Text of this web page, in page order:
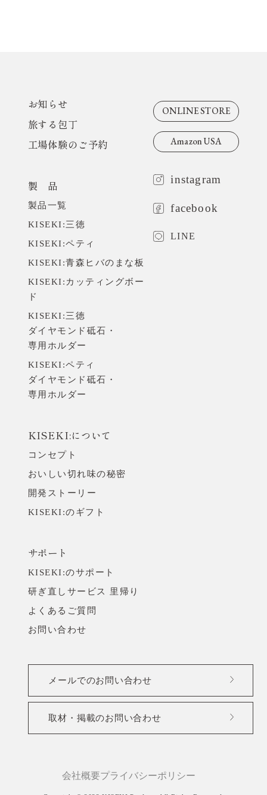
Amazon USA
旅する包丁
工場体験のご予約
メールでのお問い合わせ
取材・掲載のお問い合わせ
ONLINE STORE
Amazon USA
instagram
facebook
LINE
お知らせ
旅する包丁
工場体験のご予約
製 品
製品一覧
KISEKI:三徳
KISEKI:ペティ
KISEKI:青森ヒバのまな板
KISEKI:カッティングボー
ド
KISEKI:三徳
ダイヤモンド砥石・
専用ホルダー
KISEKI:ペティ
ダイヤモンド砥石・
専用ホルダー
KISEKI:について
コンセプト
おいしい切れ味の秘密
開発ストーリー
KISEKI:のギフト
サポート
KISEKI:のサポート
研ぎ直しサービス 里帰り
よくあるご質問
お問い合わせ
メールでのお問い合わせ
取材・掲載のお問い合わせ
会社概要プライバシーポリシー